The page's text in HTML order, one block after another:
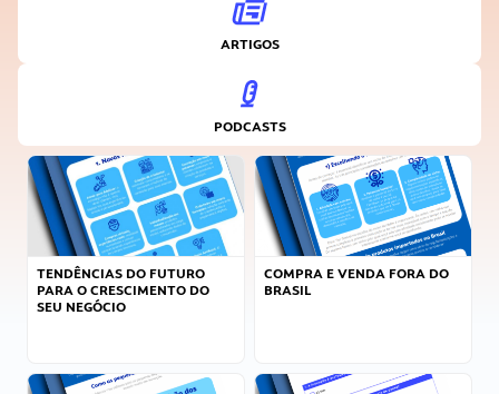
ARTIGOS
PODCASTS
TENDÊNCIAS DO FUTURO
PARA O CRESCIMENTO DO
SEU NEGÓCIO
COMPRA E VENDA FORA DO
BRASIL